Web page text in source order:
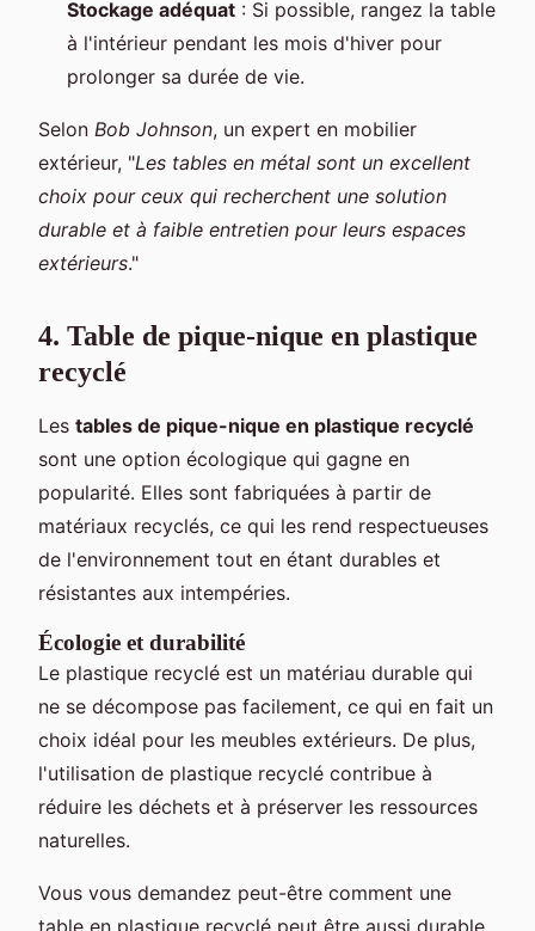
Stockage adéquat : Si possible, rangez la table
à l'intérieur pendant les mois d'hiver pour
prolonger sa durée de vie.
Selon Bob Johnson, un expert en mobilier
extérieur, "Les tables en métal sont un excellent
choix pour ceux qui recherchent une solution
durable et à faible entretien pour leurs espaces
extérieurs."
4. Table de pique-nique en plastique
recyclé
Les tables de pique-nique en plastique recyclé
sont une option écologique qui gagne en
popularité. Elles sont fabriquées à partir de
matériaux recyclés, ce qui les rend respectueuses
de l'environnement tout en étant durables et
résistantes aux intempéries.
Écologie et durabilité
Le plastique recyclé est un matériau durable qui
ne se décompose pas facilement, ce qui en fait un
choix idéal pour les meubles extérieurs. De plus,
l'utilisation de plastique recyclé contribue à
réduire les déchets et à préserver les ressources
naturelles.
Vous vous demandez peut-être comment une
table en plastique recyclé peut être aussi durable